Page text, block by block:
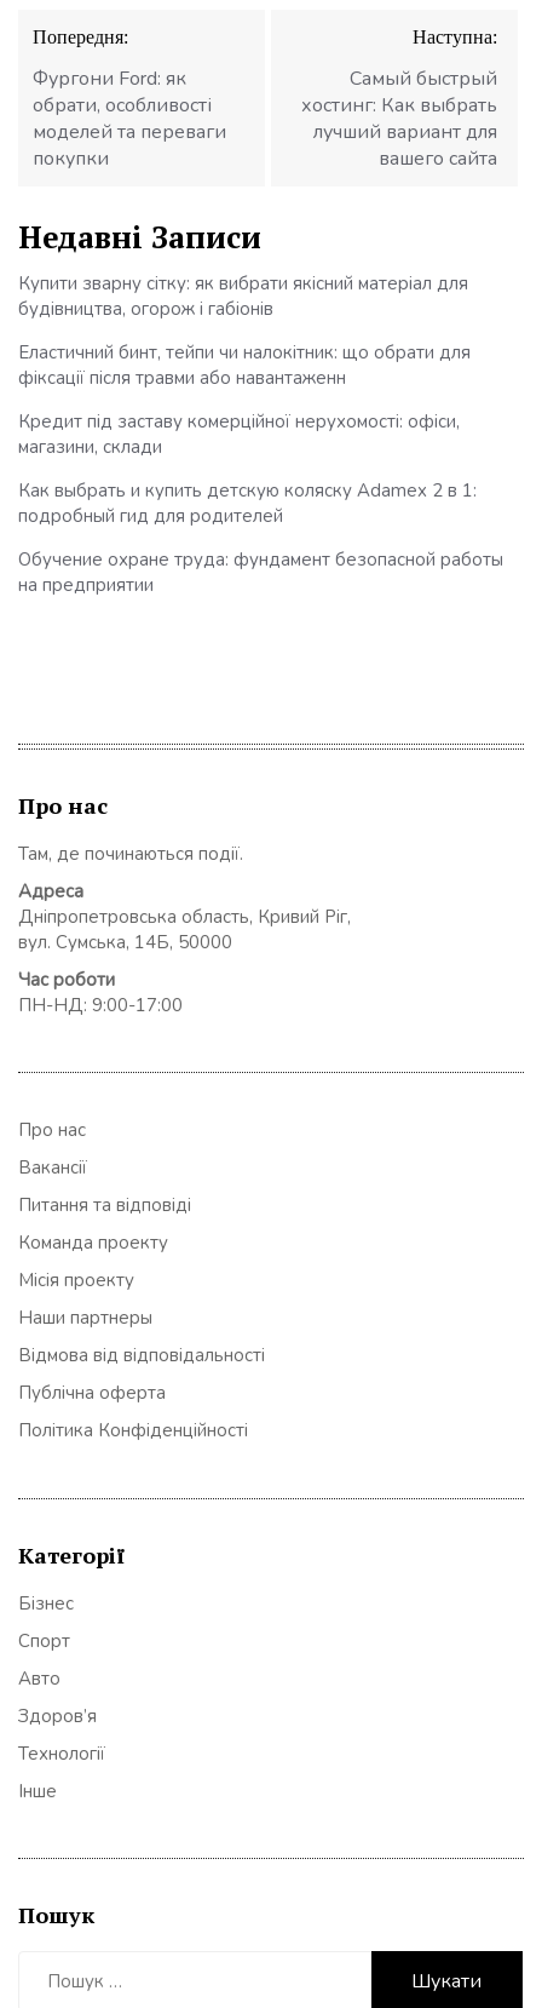
Навігація
записів
Попередня:
Фургони Ford: як
обрати, особливості
моделей та переваги
покупки
Наступна:
Самый быстрый
хостинг: Как выбрать
лучший вариант для
вашего сайта
Недавні Записи
Купити зварну сітку: як вибрати якісний матеріал для
будівництва, огорож і габіонів
Еластичний бинт, тейпи чи налокітник: що обрати для
фіксації після травми або навантаженн
Кредит під заставу комерційної нерухомості: офіси,
магазини, склади
Как выбрать и купить детскую коляску Adamex 2 в 1:
подробный гид для родителей
Обучение охране труда: фундамент безопасной работы
на предприятии
Про нас
Там, де починаються події.
Адреса
Дніпропетровська область, Кривий Ріг,
вул. Сумська, 14Б, 50000
Час роботи
ПН-НД: 9:00-17:00
Про нас
Вакансії
Питання та відповіді
Команда проекту
Місія проекту
Наши партнеры
Відмова від відповідальності
Публічна оферта
Політика Конфіденційності
Категорії
Бізнес
Спорт
Авто
Здоров’я
Технології
Інше
Пошук